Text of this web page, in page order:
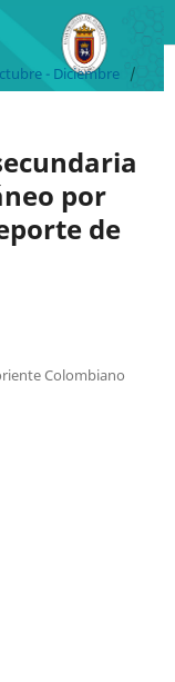
- Diciembre /
por
de
Colombiano